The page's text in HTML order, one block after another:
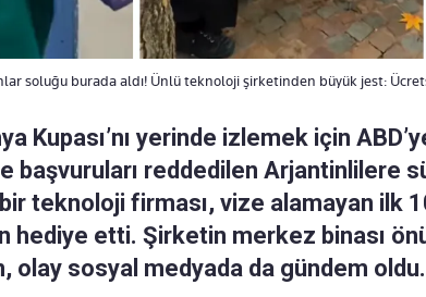
soluğu burada aldı! Ünlü teknoloji şirketinden büyük jest:
Kupası’nı yerinde izlemek için
başvuruları reddedilen Arjantinlilere
teknoloji firması, vize alamayan ilk
hediye etti. Şirketin merkez binası
olay sosyal medyada da gündem oldu.